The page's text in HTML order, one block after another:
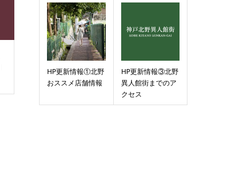
HP更新情報①北野
おススメ店舗情報
HP更新情報③北野
異人館街までのア
クセス